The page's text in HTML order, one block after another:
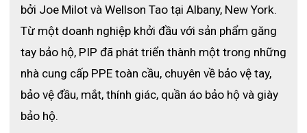
bởi Joe Milot và Wellson Tao tại Albany, New York.
Từ một doanh nghiệp khởi đầu với sản phẩm găng
tay bảo hộ, PIP đã phát triển thành một trong những
nhà cung cấp PPE toàn cầu, chuyên về bảo vệ tay,
bảo vệ đầu, mắt, thính giác, quần áo bảo hộ và giày
bảo hộ.